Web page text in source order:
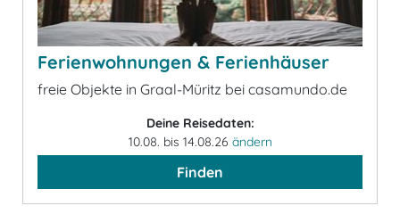
Ferienwohnungen & Ferienhäuser
freie Objekte in Graal-Müritz bei casamundo.de
Deine Reisedaten:
10.08. bis 14.08.26 ändern
Finden